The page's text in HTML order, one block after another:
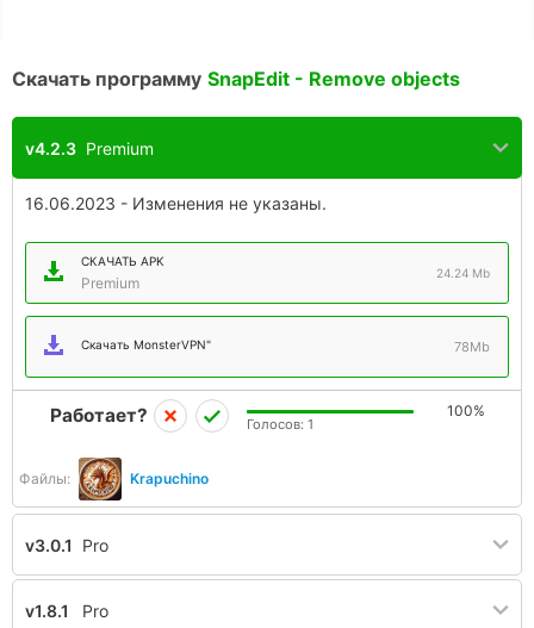
Скачать программу SnapEdit - Remove objects
v4.2.3 Premium
16.06.2023 - Изменения не указаны.
СКАЧАТЬ APK
Premium
24.24 Mb
Скачать MonsterVPN" 78Mb
Файлы: Krapuchino
Работает? 100%
Голосов: 1
v3.0.1 Pro
v1.8.1 Pro